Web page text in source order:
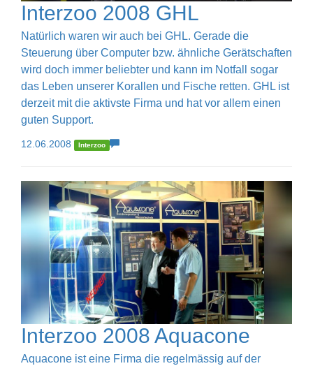
Interzoo 2008 GHL
Natürlich waren wir auch bei GHL. Gerade die
Steuerung über Computer bzw. ähnliche Gerätschaften
wird doch immer beliebter und kann im Notfall sogar
das Leben unserer Korallen und Fische retten. GHL ist
derzeit mit die aktivste Firma und hat vor allem einen
guten Support.
12.06.2008 Interzoo
Interzoo 2008 Aquacone
Aquacone ist eine Firma die regelmässig auf der